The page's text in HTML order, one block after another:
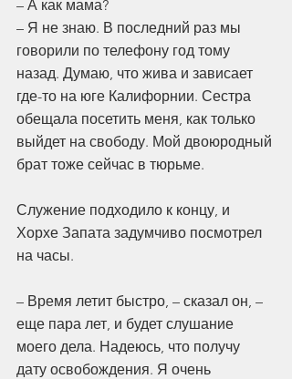
– А как мама?
– Я не знаю. В последний раз мы
говорили по телефону год тому
назад. Думаю, что жива и зависает
где-то на юге Калифорнии. Сестра
обещала посетить меня, как только
выйдет на свободу. Мой двоюродный
брат тоже сейчас в тюрьме.
Служение подходило к концу, и
Хорхе Запата задумчиво посмотрел
на часы.
– Время летит быстро, – сказал он, –
еще пара лет, и будет слушание
моего дела. Надеюсь, что получу
дату освобождения. Я очень